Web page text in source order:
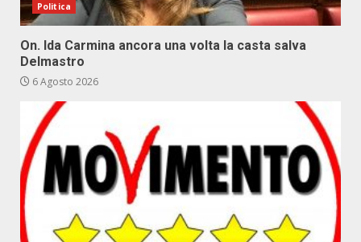
Politica
On. Ida Carmina ancora una volta la casta salva
Delmastro
6 Agosto 2026